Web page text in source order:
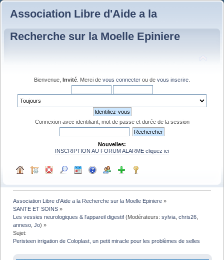
Association Libre d'Aide a la
Recherche sur la Moelle Epiniere
Bienvenue, Invité . Merci de vous connecter ou de vous inscrire
Connexion avec identifiant, mot de passe et durée de la session
Nouvelles:
INSCRIPTION AU FORUM ALARME cliquez ici
Association Libre d'Aide a la Recherche sur la Moelle Epiniere »
SANTE ET SOINS »
Les vessies neurologiques & l'appareil digestif (Modérateurs:sylvia ,chris26
anneso ,Jo) »
Sujet:
Peristeen irrigation de Coloplast, un petit miracle pour les problèmes de selles